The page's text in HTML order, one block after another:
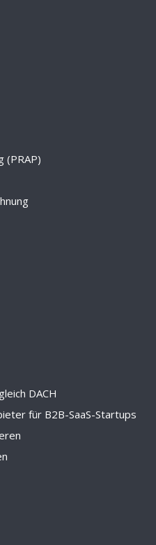
(PRAP)
DACH
für B2B-SaaS-Startups